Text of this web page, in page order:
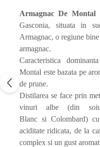
Armagnac De Montal
Gasconia, situata in
Armagnac, o regiune
armagnac.
Caracteristica
Montal este bazata pe
de prune.
Distilarea se face prin
vinuri albe (din
Blanc si Colombard)
aciditate ridicata, de la
complex si un gust